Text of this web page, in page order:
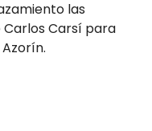
las
Carsí para